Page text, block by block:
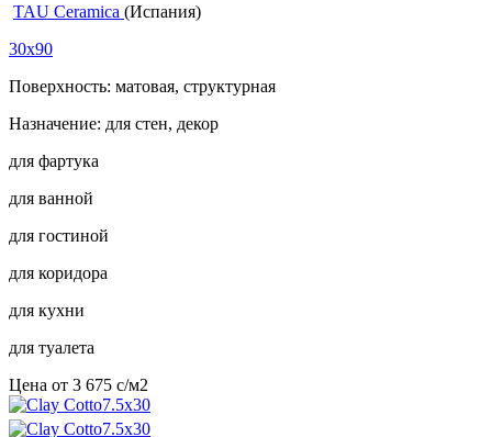
TAU Ceramica (Испания)
30x90
Поверхность: матовая, структурная
Назначение: для стен, декор
для фартука
для ванной
для гостиной
для коридора
для кухни
для туалета
Цена от 3 675 c/м2